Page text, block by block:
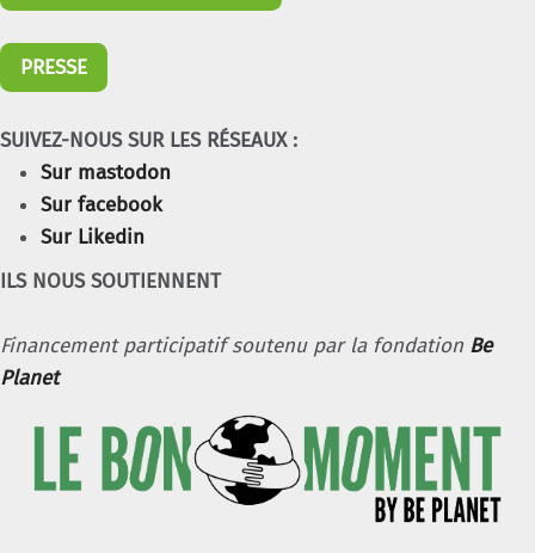
PRESSE
SUIVEZ-NOUS SUR LES RÉSEAUX :
Sur mastodon
Sur facebook
Sur Likedin
ILS NOUS SOUTIENNENT
Financement participatif soutenu par la fondation Be
Planet